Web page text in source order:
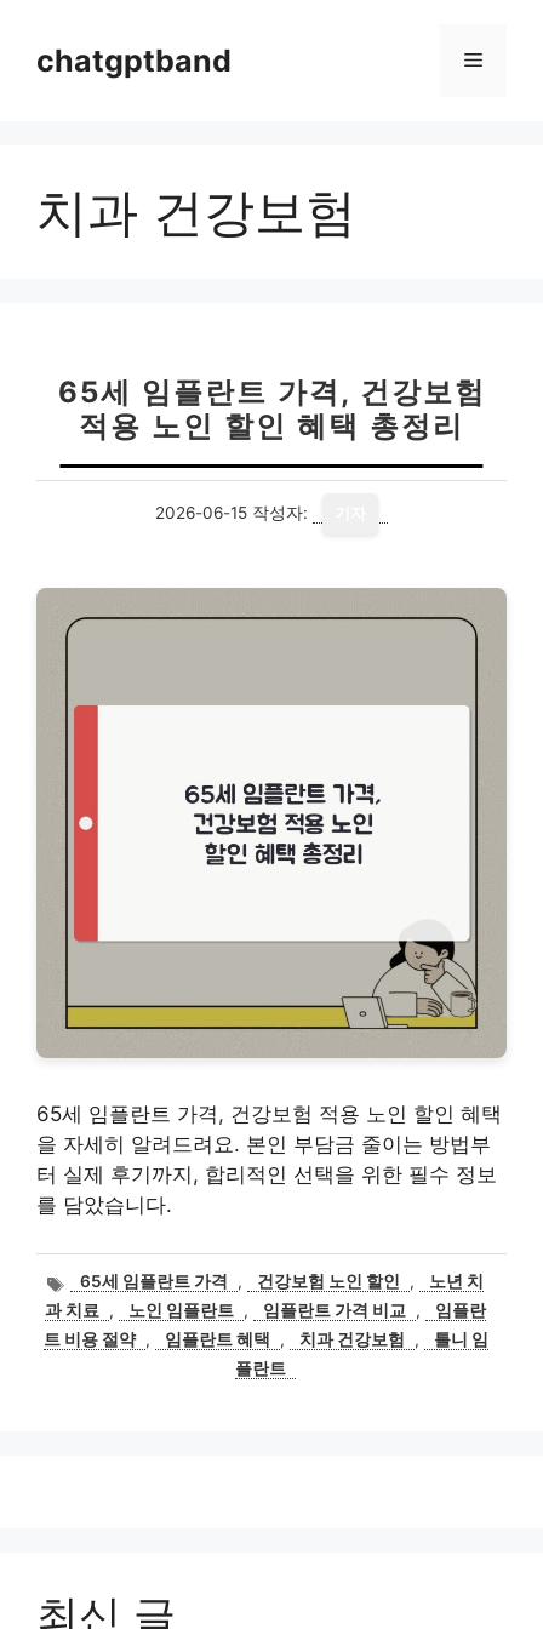
chatgptband 메
치과 건강보험
65세 임플란트 가격, 건강보험
적용 노인 할인 혜택 총정리
2026-06-15 작성자:
65세 임플란트 가격, 건강보험 적용 노인 할인 혜택
을 자세히 알려드려요. 본인 부담금 줄이는 방법부
터 실제 후기까지, 합리적인 선택을 위한 필수 정보
를 담았습니다.
태
그
65세 임플란트 가격 , 건강보험 노인 할인 ,
노년 치
과 치료
, 노인 임플란트 , 임플란트 가격 비교 ,
임플란
트 비용 절약 , 임플란트 혜택 , 치과 건강보험 ,
틀니 임
플란트
최신 글